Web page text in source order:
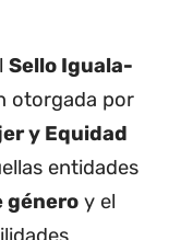
Sello Iguala-
otorgada por
y Equidad
entidades
género y el